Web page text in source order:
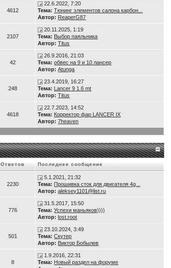
4612
22.6.2022, 7:20
Тема: Тюнинг элементов салона карбон...
Автор: ReaperG87
2107
20.11.2025, 1:19
Тема: Выбор паяльника
Автор: Titus
42
26.9.2016, 21:03
Тема: обвес на 9 и 10 лансер
Автор: Atunga
248
23.4.2019, 16:27
Тема: Lancer 9 1.6 mt
Автор: Titus
4618
22.7.2023, 14:52
Тема: Корректор фар LANCER IX
Автор: 7heaven
Ответов Последнее сообщение
2230
5.1.2021, 21:32
Тема: Прошивка сток для двигателя 4g...
Автор: aleksey1101@list.ru
776
31.5.2017, 15:50
Тема: Успехи маньяков))))
Автор: lost.root
501
23.10.2024, 3:49
Тема: Скутер
Автор: Виктор Бобылев
8
1.9.2016, 22:31
Тема: Новый раздел на форуме